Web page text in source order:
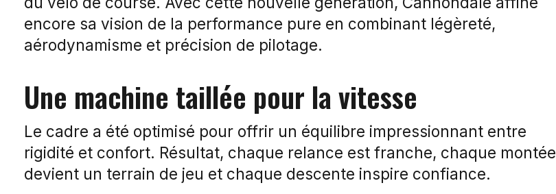
encore sa vision de la performance pure en combinant légèreté,
aérodynamisme et précision de pilotage.
Une machine taillée pour la vitesse
Le cadre a été optimisé pour offrir un équilibre impressionnant entre
rigidité et confort. Résultat, chaque relance est franche, chaque montée
devient un terrain de jeu et chaque descente inspire confiance.